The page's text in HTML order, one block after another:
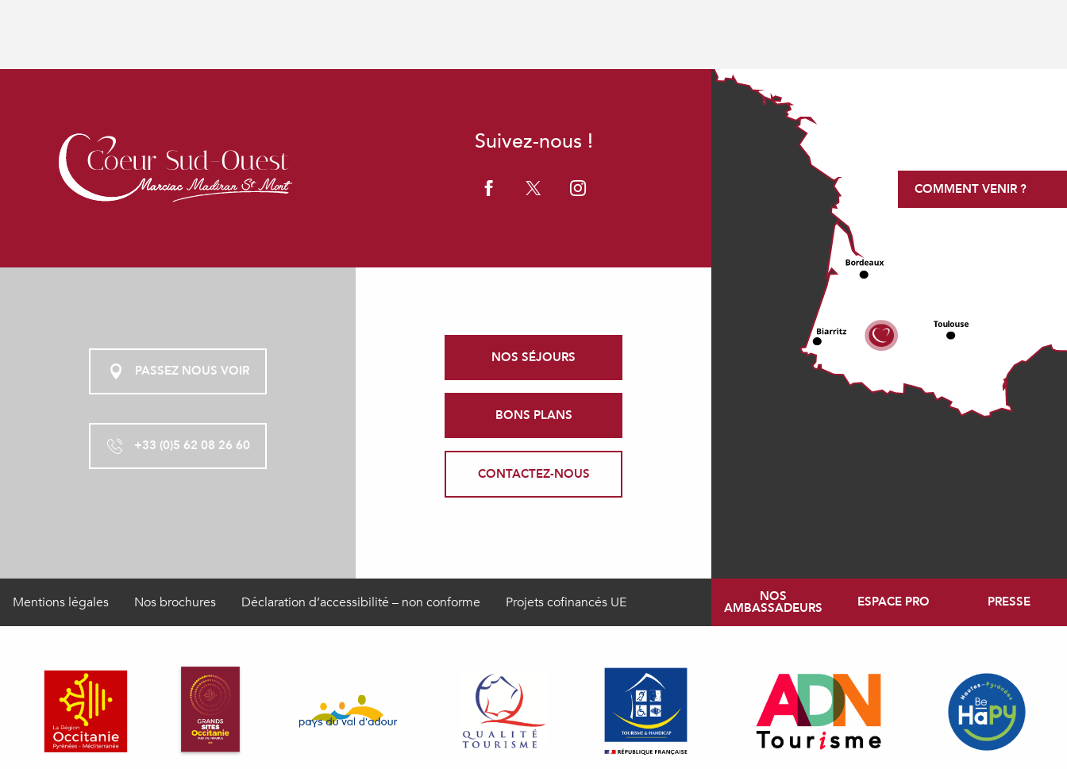
Suivez-nous !
PASSEZ NOUS VOIR
+33 (0)5 62 08 26 60
NOS SÉJOURS
BONS PLANS
CONTACTEZ-NOUS
COMMENT VENIR ?
Mentions légales Nos brochures Déclaration d’accessibilité – non conforme Projets cofinancés UE NOS
AMBASSADEURS ESPACE PRO PRESSE